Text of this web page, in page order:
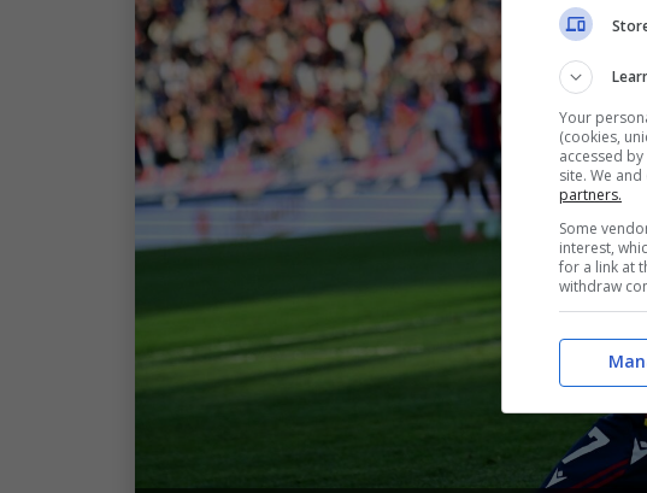
Your
(cookies,
accessed
site. We
partners.
Some
interest,
for a link at
withdraw